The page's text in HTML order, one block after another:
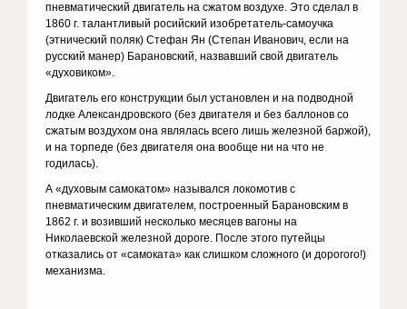
пневматический двигатель на сжатом воздухе. Это сделал в
1860 г. талантливый росийский изобретатель-самоучка
(этнический поляк) Стефан Ян (Степан Иванович, если на
русский манер) Барановский, назвавший свой двигатель
«духовиком».
Двигатель его конструкции был установлен и на подводной
лодке Александровского (без двигателя и без баллонов со
сжатым воздухом она являлась всего лишь железной баржой),
и на торпеде (без двигателя она вообще ни на что не
годилась).
А «духовым самокатом» назывался локомотив с
пневматическим двигателем, построенный Барановским в
1862 г. и возивший несколько месяцев вагоны на
Николаевской железной дороге. После этого путейцы
отказались от «самоката» как слишком сложного (и дорогого!)
механизма.